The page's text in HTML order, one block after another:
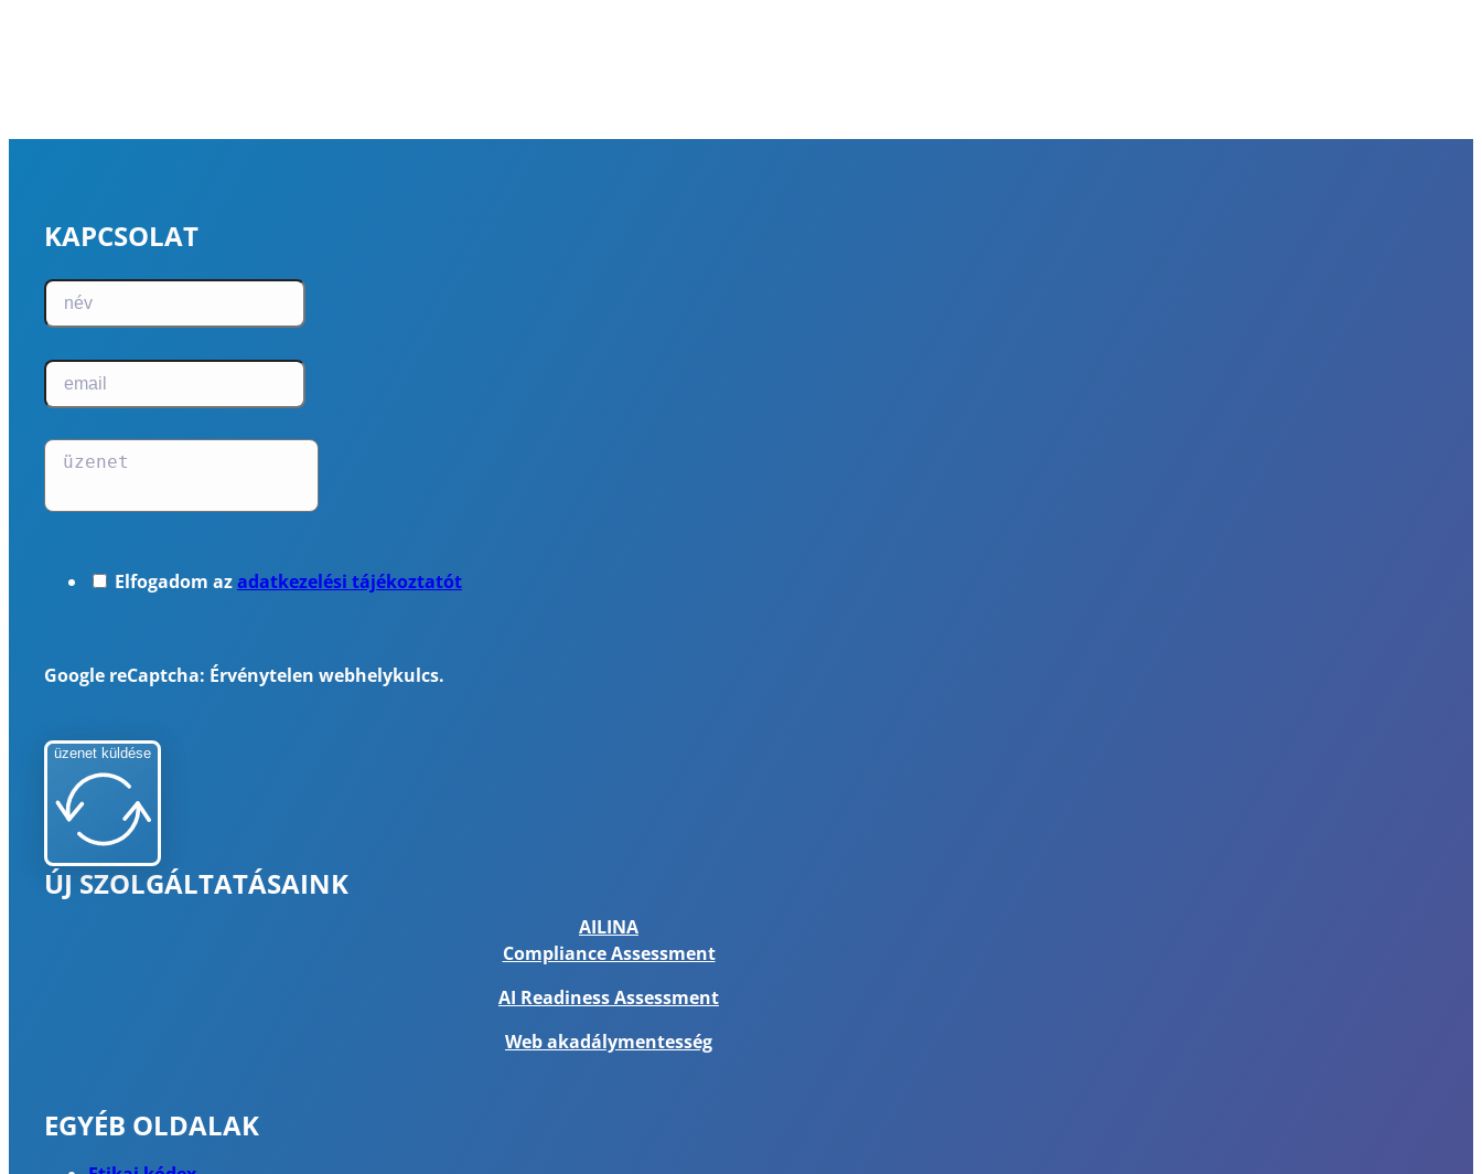
KAPCSOLAT
Elfogadom azadatkezelési tájékoztatót
Google reCaptcha: Érvénytelen webhelykulcs.
üzenet küldése
ÚJ SZOLGÁLTATÁSAINK
AILINA
Compliance Assessment
AI Readiness Assessment
Web akadálymentesség
EGYÉB OLDALAK